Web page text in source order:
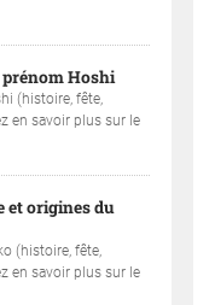
Hoshi
(histoire, fête,
en savoir plus sur le
et origines du
(histoire, fête,
en savoir plus sur le